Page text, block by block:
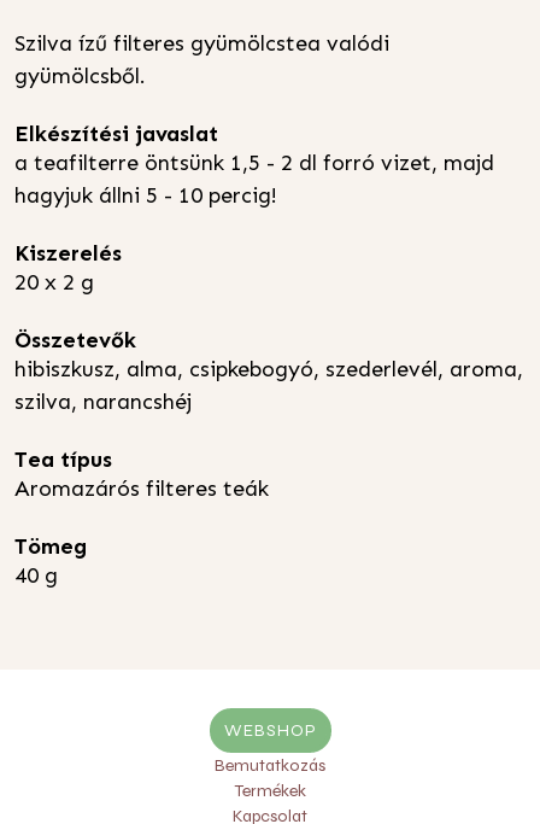
Szilva ízű filteres gyümölcstea valódi
gyümölcsből.
Elkészítési javaslat
a teafilterre öntsünk 1,5 - 2 dl forró vizet, majd
hagyjuk állni 5 - 10 percig!
Kiszerelés
20 x 2 g
Összetevők
hibiszkusz, alma, csipkebogyó, szederlevél, aroma,
szilva, narancshéj
Tea típus
Aromazárós filteres teák
Tömeg
40 g
WEBSHOP
Bemutatkozás
Termékek
Kapcsolat